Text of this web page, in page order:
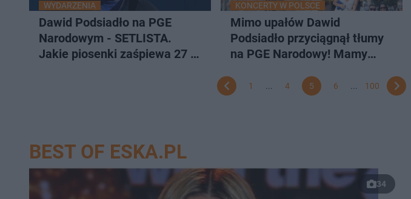
WYDARZENIA
Dawid Podsiadło na PGE
Narodowym - SETLISTA.
Jakie piosenki zaśpiewa 27 i
KONCERTY W POLSCE
Mimo upałów Dawid
Podsiadło przyciągnął tłumy
na PGE Narodowy! Mamy
1 4 5 6 100
BEST OF ESKA.PL
34